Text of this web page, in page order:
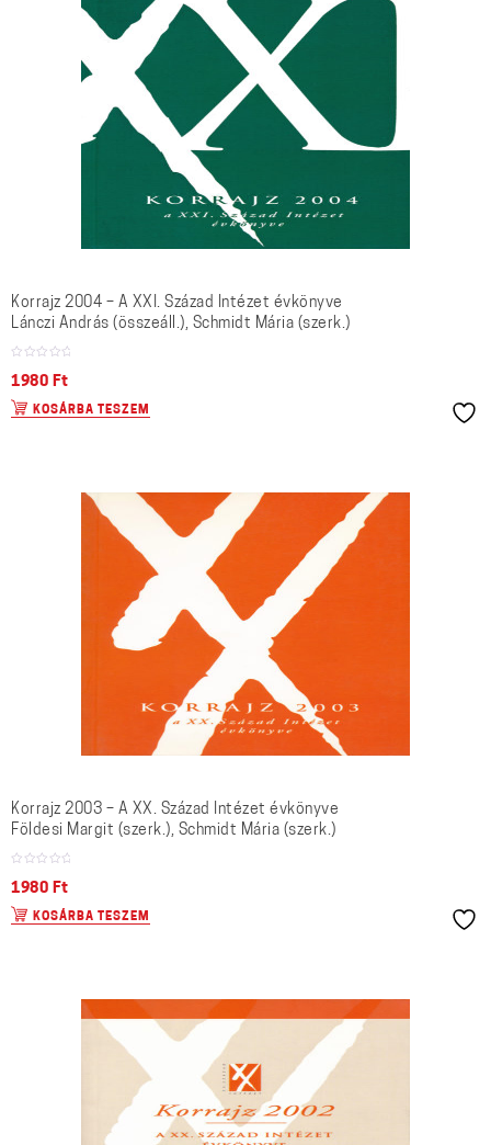
Korrajz 2004 – A XXI. Század Intézet évkönyve
Lánczi András (összeáll.), Schmidt Mária (szerk.)
1980 Ft
KOSÁRBA TESZEM
Korrajz 2003 – A XX. Század Intézet évkönyve
Földesi Margit (szerk.), Schmidt Mária (szerk.)
1980 Ft
KOSÁRBA TESZEM